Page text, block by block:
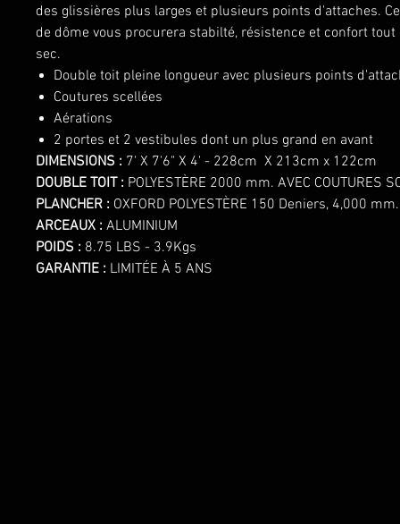
des glissières plus larges et plusieurs points d'attaches.
de dôme vous procurera stabilté, résistence et confort tout
sec.
Double toit pleine longueur avec plusieurs points
Coutures scellées
Aérations
2 portes et 2 vestibules dont un plus grand en avant
DIMENSIONS : 7' X 7'6" X 4' - 228cm X 213cm x 122cm
DOUBLE TOIT : POLYESTÈRE 2000 mm. AVEC COUTURES
PLANCHER : OXFORD POLYESTÈRE 150 Deniers, 4,000 mm.
ARCEAUX : ALUMINIUM
POIDS : 8.75 LBS - 3.9Kgs
GARANTIE : LIMITÉE À 5 ANS